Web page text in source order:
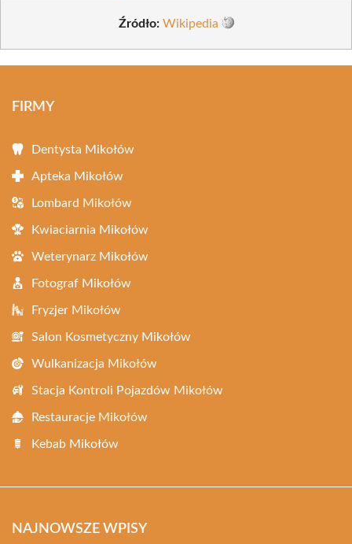
Źródło: Wikipedia
FIRMY
Dentysta Mikołów
Apteka Mikołów
Lombard Mikołów
Kwiaciarnia Mikołów
Weterynarz Mikołów
Fotograf Mikołów
Fryzjer Mikołów
Salon Kosmetyczny Mikołów
Wulkanizacja Mikołów
Stacja Kontroli Pojazdów Mikołów
Restauracje Mikołów
Kebab Mikołów
NAJNOWSZE WPISY